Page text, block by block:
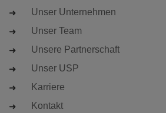
Unser Unternehmen
Unser Team
Unsere Partnerschaft
Unser USP
Karriere
Kontakt